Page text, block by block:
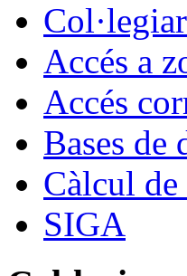
Accés a
Accés
Bases de
Càlcul
SIGA